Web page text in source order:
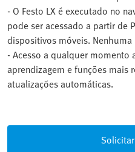
- O Festo LX é executado no
pode ser acessado a partir de
dispositivos móveis. Nenhuma
- Acesso a qualquer momento
aprendizagem e funções mais
atualizações automáticas.